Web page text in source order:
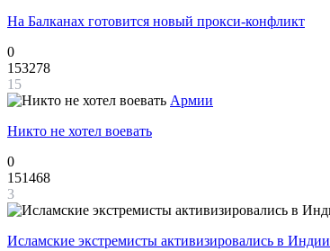
На Балканах готовится новый прокси-конфликт
0
153278
15
Армии
Никто не хотел воевать
0
151468
3
Исламские экстремисты активизировались в Индии